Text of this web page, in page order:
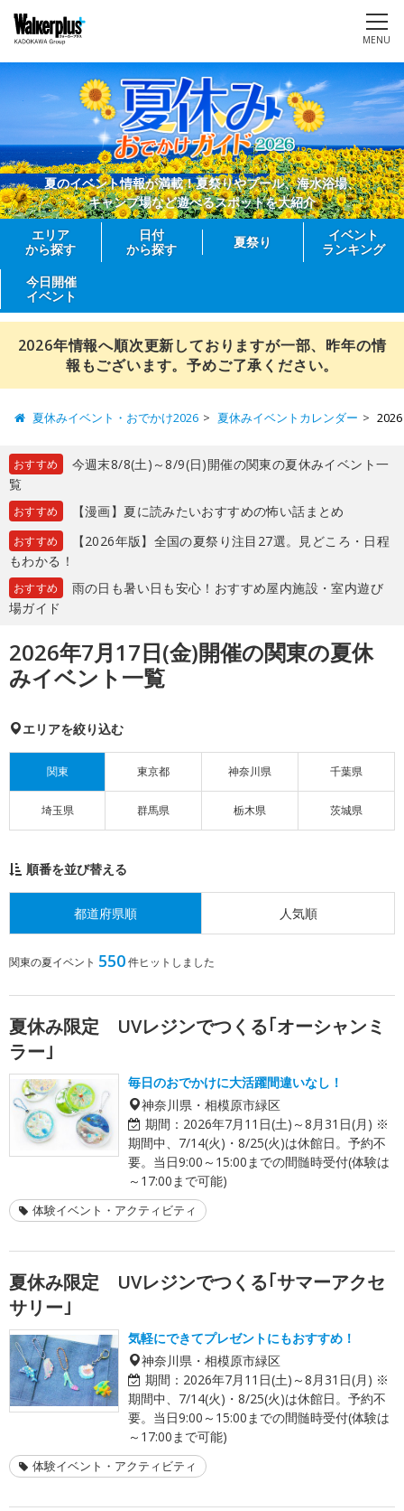
MENU
夏のイベント情報が満載！夏祭りやプール、海水浴場、
キャンプ場など遊べるスポットを大紹介
エリア
から探す
日付
から探す
夏祭り
イベント
ランキング
今日開催
イベント
2026年情報へ順次更新しておりますが一部、昨年の情
報もございます。予めご了承ください。
夏休みイベント・おでかけ2026 夏休みイベントカレンダー
おすすめ
今週末8/8(土)～8/9(日)開催の関東の夏休みイベント一
覧
おすすめ 【漫画】夏に読みたいおすすめの怖い話まとめ
おすすめ
【2026年版】全国の夏祭り注目27選。見どころ・日程
もわかる！
おすすめ
雨の日も暑い日も安心！おすすめ屋内施設・室内遊び
場ガイド
2026年7月17日(金)開催の関東の夏休
みイベント一覧
エリアを絞り込む
関東 東京都 神奈川県 千葉県
埼玉県 群馬県 栃木県 茨城県
順番を並び替える
都道府県順 人気順
関東の夏イベント 550件ヒットしました
夏休み限定 UVレジンでつくる｢オーシャンミ
ラー｣
毎日のおでかけに大活躍間違いなし！
神奈川県・相模原市緑区
期間： 2026年7月11日(土)～8月31日(月) ※
期間中、7/14(火)・8/25(火)は休館日。予約不
要。当日9:00～15:00までの間髄時受付(体験は
～17:00まで可能)
体験イベント・アクティビティ
夏休み限定 UVレジンでつくる｢サマーアクセ
サリー｣
気軽にできてプレゼントにもおすすめ！
神奈川県・相模原市緑区
期間： 2026年7月11日(土)～8月31日(月) ※
期間中、7/14(火)・8/25(火)は休館日。予約不
要。当日9:00～15:00までの間髄時受付(体験は
～17:00まで可能)
体験イベント・アクティビティ